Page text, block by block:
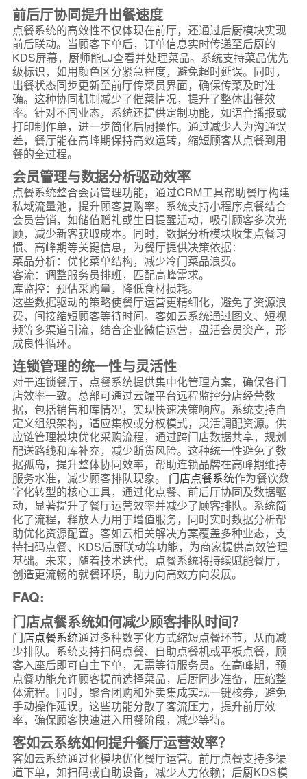
前后厅协同提升出餐速度
点餐系统的高效性不仅体现在前厅，还通过后厨模块实现
前后联动。当顾客下单后，订单信息实时传递至后厨的
KDS屏幕，厨师能LJ查看并处理菜品。系统支持菜品优先
级标识，如用颜色区分紧急程度，避免超时延误。同时，
出餐状态同步更新至前厅传菜员界面，确保传菜及时准
确。这种协同机制减少了催菜情况，提升了整体出餐效
率。针对不同业态，系统还提供定制功能，如语音播报或
打印制作单，进一步简化后厨操作。通过减少人为沟通误
差，餐厅能在高峰期保持高效运转，缩短顾客从点餐到用
餐的全过程。
会员管理与数据分析驱动效率
点餐系统整合会员管理功能，通过CRM工具帮助餐厅构建
私域流量池，提升顾客复购率。系统支持小程序点餐结合
会员营销，如储值赠礼或生日提醒活动，吸引顾客多次光
顾，减少新客获取成本。同时，数据分析模块收集点餐习
惯、高峰期等关键信息，为餐厅提供决策依据：
菜品分析：优化菜单结构，减少冷门菜品浪费。
客流：调整服务员排班，匹配高峰需求。
库监控：预估采购量，降低食材损耗。
这些数据驱动的策略使餐厅运营更精细化，避免了资源浪
费，间接缩短顾客等待时间。客如云系统通过图文、短视
频等多渠道引流，结合企业微信运营，盘活会员资产，形
成良性循环。
连锁管理的统一性与灵活性
对于连锁餐厅，点餐系统提供集中化管理方案，确保各门
店效率一致。总部可通过云端平台远程监控分店经营数
据，包括销售和库情况，实现快速决策响应。系统支持自
定义组织架构，适应集权或分权模式，灵活调配资源。供
应链管理模块优化采购流程，通过跨门店数据共享，规划
配送路线和库补充，减少断货风险。这种统一性避免了数
据孤岛，提升整体协同效率，帮助连锁品牌在高峰期维持
服务水准，减少顾客排队现象。 门店点餐系统作为餐饮数
字化转型的核心工具，通过化点餐、前后厅协同及数据驱
动，显著提升了餐厅运营效率并减少了顾客排队。系统简
化了流程，释放人力用于增值服务，同时实时数据分析帮
助优化资源配置。客如云相关解决方案覆盖多种业态，支
持扫码点餐、KDS后厨联动等功能，为商家提供高效管理
基础。未来，随着技术迭代，点餐系统将持续赋能餐厅，
创造更流畅的就餐环境，助力向高效方向发展。
FAQ:
门店点餐系统如何减少顾客排队时间？
门店点餐系统通过多种数字化方式缩短点餐环节，从而减
少排队。系统支持扫码点餐、自助点餐机或平板点餐，顾
客入座后即可自主下单，无需等待服务员。在高峰期，预
点餐功能允许顾客提前选择菜品，后厨同步准备，压缩整
体流程。同时，聚合团购和外卖集成实现一键核券，避免
手动操作延误。这些功能分散了客流压力，提升前厅效
率，确保顾客快速进入用餐阶段，减少等待。
客如云系统如何提升餐厅运营效率？
客如云系统通过化模块优化餐厅运营。前厅点餐支持多渠
道下单，如扫码或自助设备，减少人力依赖；后厨KDS模